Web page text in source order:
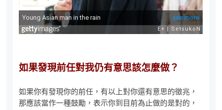
如果發現前任對我仍有意思該怎麼做？
如果你有發現你的前任，有以上對你還有意思的徵兆，
那應該當作一種鼓勵，表示你到目前為止做的是對的，